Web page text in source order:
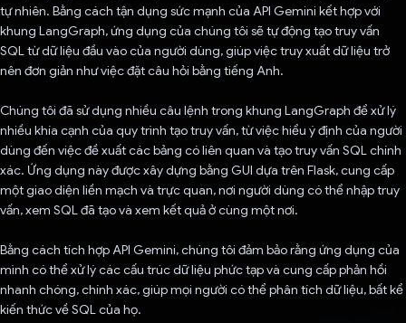
tự nhiên. Bằng cách tận dụng sức mạnh của API Gemini kết hợp với
khung LangGraph, ứng dụng của chúng tôi sẽ tự động tạo truy vấn
SQL từ dữ liệu đầu vào của người dùng, giúp việc truy xuất dữ liệu trở
nên đơn giản như việc đặt câu hỏi bằng tiếng Anh.
Chúng tôi đã sử dụng nhiều câu lệnh trong khung LangGraph để xử lý
nhiều khía cạnh của quy trình tạo truy vấn, từ việc hiểu ý định của người
dùng đến việc đề xuất các bảng có liên quan và tạo truy vấn SQL chính
xác. Ứng dụng này được xây dựng bằng GUI dựa trên Flask, cung cấp
một giao diện liền mạch và trực quan, nơi người dùng có thể nhập truy
vấn, xem SQL đã tạo và xem kết quả ở cùng một nơi.
Bằng cách tích hợp API Gemini, chúng tôi đảm bảo rằng ứng dụng của
mình có thể xử lý các cấu trúc dữ liệu phức tạp và cung cấp phản hồi
nhanh chóng, chính xác, giúp mọi người có thể phân tích dữ liệu, bất kể
kiến thức về SQL của họ.